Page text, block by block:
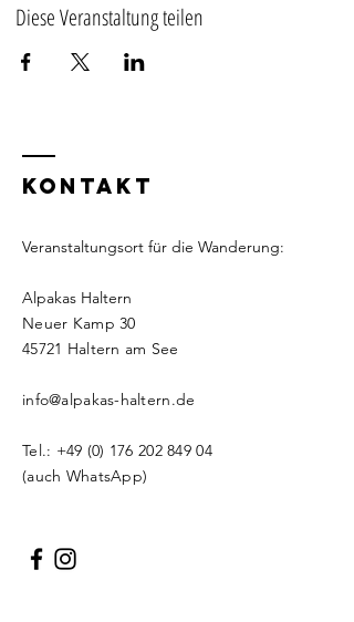
Diese Veranstaltung teilen
KONTAKT
Veranstaltungsort für die Wanderung:
Alpakas Haltern
Neuer Kamp 30
​​45721 Haltern am See
info@alpakas-haltern.de
Tel.: +49 (0) 176 202 849 04
(auch WhatsApp)